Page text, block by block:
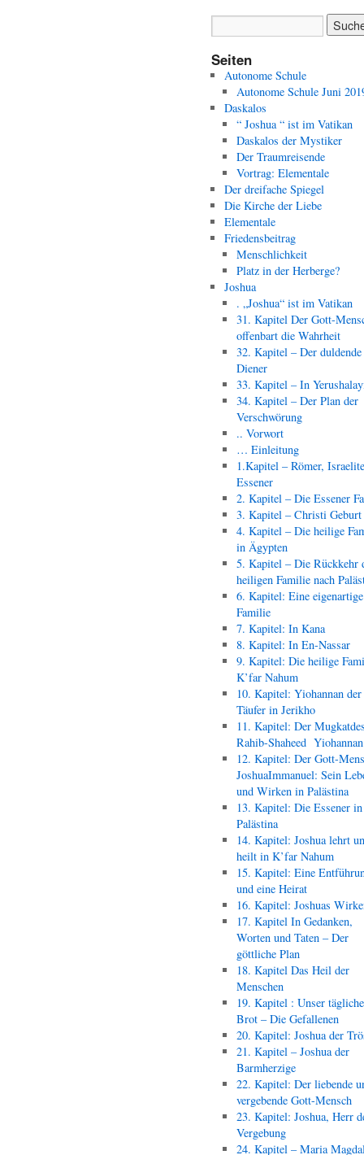
Seiten
Autonome Schule
Autonome Schule Juni
Daskalos
“ Joshua “ ist im Vatikan
Daskalos der Mystiker
Der Traumreisende
Vortrag: Elementale
Der dreifache Spiegel
Die Kirche der Liebe
Elementale
Friedensbeitrag
Menschlichkeit
Platz in der Herberge?
Joshua
. „Joshua“ ist im Vatikan
31. Kapitel Der Gott-
offenbart die Wahrheit
32. Kapitel – Der duldende
Diener
33. Kapitel – In
34. Kapitel – Der Plan der
Verschwörung
.. Vorwort
… Einleitung
1.Kapitel – Römer,
Essener
2. Kapitel – Die Essener
3. Kapitel – Christi Geburt
4. Kapitel – Die heilige
in Ägypten
5. Kapitel – Die Rückkehr
heiligen Familie nach
6. Kapitel: Eine eigenartige
Familie
7. Kapitel: In Kana
8. Kapitel: In En-Nassar
9. Kapitel: Die heilige
K’far Nahum
10. Kapitel: Yiohannan der
Täufer in Jerikho
11. Kapitel: Der
Rahib-Shaheed
12. Kapitel: Der Gott-
JoshuaImmanuel: Sein
und Wirken in Palästina
13. Kapitel: Die Essener in
Palästina
14. Kapitel: Joshua lehrt
heilt in K’far Nahum
15. Kapitel: Eine
und eine Heirat
16. Kapitel: Joshuas
17. Kapitel In Gedanken,
Worten und Taten – Der
göttliche Plan
18. Kapitel Das Heil der
Menschen
19. Kapitel : Unser
Brot – Die Gefallenen
20. Kapitel: Joshua der
21. Kapitel – Joshua der
Barmherzige
22. Kapitel: Der liebende
vergebende Gott-Mensch
23. Kapitel: Joshua, Herr
Vergebung
24. Kapitel – Maria